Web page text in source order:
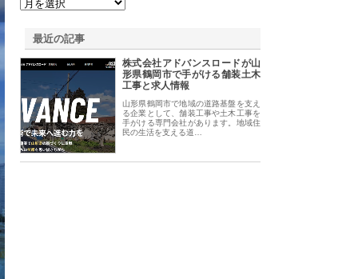
最近の記事
株式会社アドバンスロードが山
形県鶴岡市で手がける舗装土木
工事と求人情報
山形県鶴岡市で地域の道路基盤を支え
る企業として、舗装工事や土木工事を
手がける専門会社があります。地域住
民の生活を支える道…